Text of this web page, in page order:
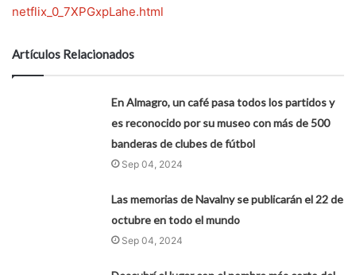
netflix_0_7XPGxpLahe.html
Artículos Relacionados
En Almagro, un café pasa todos los partidos y
es reconocido por su museo con más de 500
banderas de clubes de fútbol
Sep 04, 2024
Las memorias de Navalny se publicarán el 22 de
octubre en todo el mundo
Sep 04, 2024